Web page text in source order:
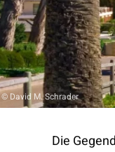
© David M. Schrader
Die